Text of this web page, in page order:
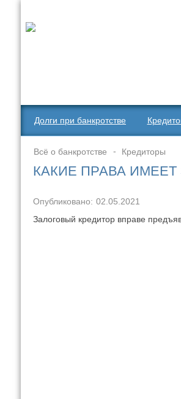
Долги при банкротстве
Всё о банкротстве Кредиторы
КАКИЕ ПРАВА
Опубликовано: 02.05.2021
Залоговый кредитор вправе